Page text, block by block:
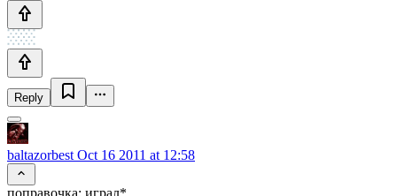
Reply
baltazorbest Oct 16 2011 at 12:58
поправочка: играл*